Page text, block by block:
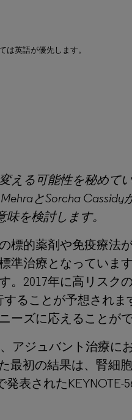
英語が優先します。
る可能性を秘めてい
とSorcha Cassidy
を検討します。
標的薬剤や免疫療法
準治療となっていま
。2017年に高リスク
ることが予想されま
ズに応えることがで
アジュバント治療に
最初の結果は、腎細
表されたKEYNOTE-